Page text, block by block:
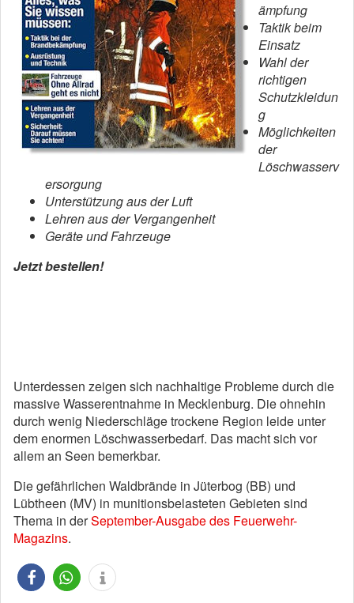
ämpfung
Taktik beim
Einsatz
Wahl der
richtigen
Schutzkleidun
g
Möglichkeiten
der
Löschwasserv
ersorgung
Unterstützung aus der Luft
Lehren aus der Vergangenheit
Geräte und Fahrzeuge
Jetzt bestellen!
Unterdessen zeigen sich nachhaltige Probleme durch die
massive Wasserentnahme in Mecklenburg. Die ohnehin
durch wenig Niederschläge trockene Region leide unter
dem enormen Löschwasserbedarf. Das macht sich vor
allem an Seen bemerkbar.
Die gefährlichen Waldbrände in Jüterbog (BB) und
Lübtheen (MV) in munitionsbelasteten Gebieten sind
Thema in derSeptember-Ausgabe des Feuerwehr-
Magazins.